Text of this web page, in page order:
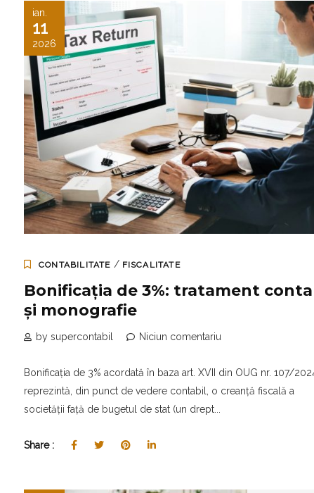
ian.
11
2026
CONTABILITATE / FISCALITATE
Bonificația de 3%: tratament
și monografie
by supercontabil Niciun comentariu
Bonificația de 3% acordată în baza art. XVII din OUG nr. 107/
reprezintă, din punct de vedere contabil, o creanță fiscală a
societății față de bugetul de stat (un drept...
Share :